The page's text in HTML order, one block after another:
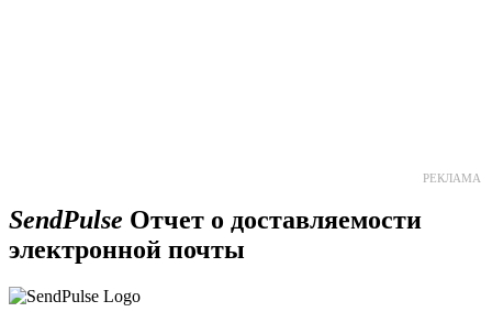
РЕКЛАМА
SendPulse Отчет о доставляемости
электронной почты